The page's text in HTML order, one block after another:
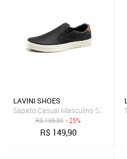
LAVINI SHOES
Sapato Casual Masculino
R$199,90 - 25%
R$ 149,90